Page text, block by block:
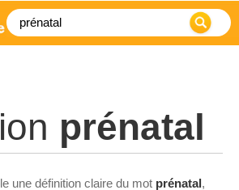
prénatal
une définition claire du mot prénatal,